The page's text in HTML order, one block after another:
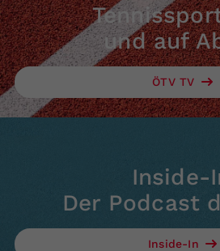
und auf
ÖTV TV
Inside-
Der Podcast
Inside-In